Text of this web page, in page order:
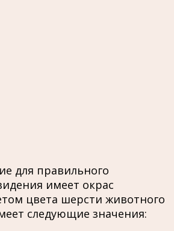
для правильного
имеет окрас
цвета шерсти животного
следующие значения: